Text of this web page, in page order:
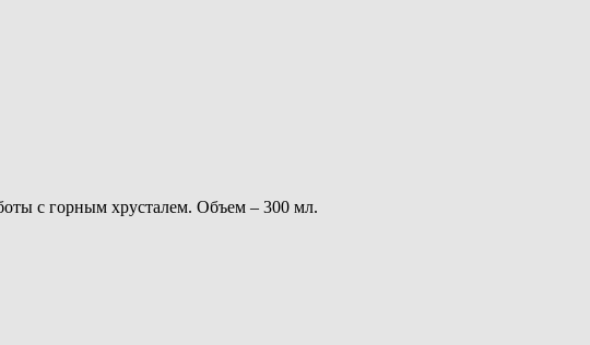
с горным хрусталем. Объем – 300 мл.